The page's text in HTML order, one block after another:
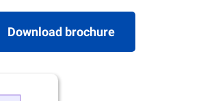
Download brochure